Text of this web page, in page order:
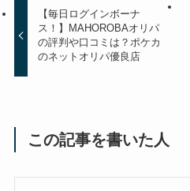
【毎日ログインボーナ
ス！】MAHOROBAオリパ
の評判や口コミは？ポケカ
のネットオリパ優良店
この記事を書いた人